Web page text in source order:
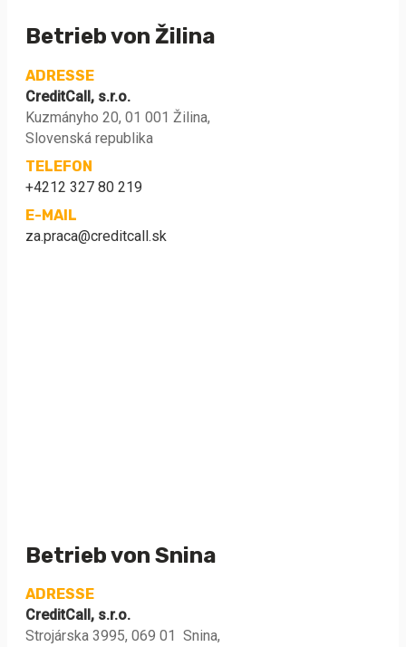
Betrieb von Žilina
ADRESSE
CreditCall, s.r.o.
Kuzmányho 20, 01 001 Žilina,
Slovenská republika
TELEFON
+4212 327 80 219
E-MAIL
za.praca@creditcall.sk
Betrieb von Snina
ADRESSE
CreditCall, s.r.o.
Strojárska 3995, 069 01 Snina,